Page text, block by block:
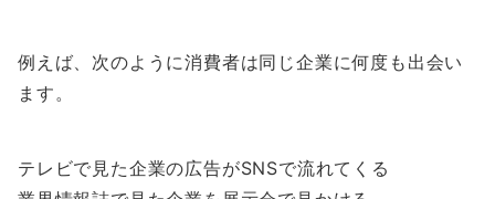
例えば、次のように消費者は同じ企業に何度も出会い
ます。
テレビで見た企業の広告がSNSで流れてくる